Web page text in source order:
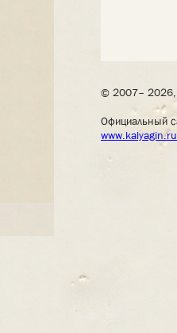
© 2007– 2026,
Официальный
www.kalyagin.ru